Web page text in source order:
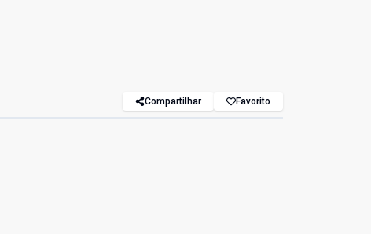
Compartilhar Favorito